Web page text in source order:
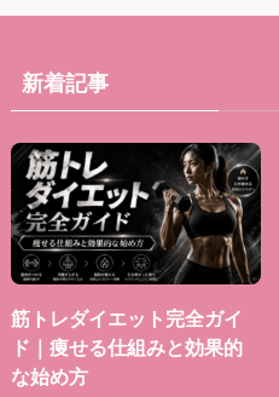
新着記事
筋トレダイエット完全ガイ
ド｜痩せる仕組みと効果的
な始め方